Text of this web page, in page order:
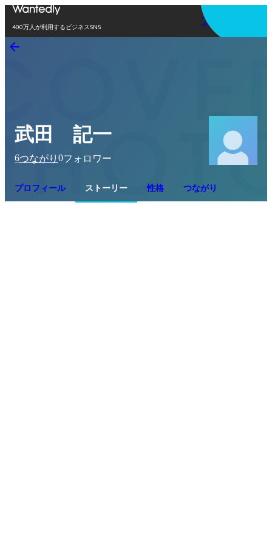
400万人が利用するビジネスSNS
アプリを使う
武田 記一
6つながり 0フォロワー
プロフィール ストーリー 性格 つながり